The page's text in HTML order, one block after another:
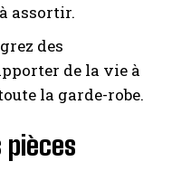
assortir.
des
de la vie à
la garde-robe.
pièces